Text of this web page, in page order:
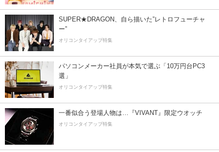
SUPER★DRAGON、自ら描いた”レトロフューチャ
ー”
オリコンタイアップ特集
パソコンメーカー社員が本気で選ぶ「10万円台PC3
選」
オリコンタイアップ特集
一番似合う登場人物は…『VIVANT』限定ウオッチ
オリコンタイアップ特集